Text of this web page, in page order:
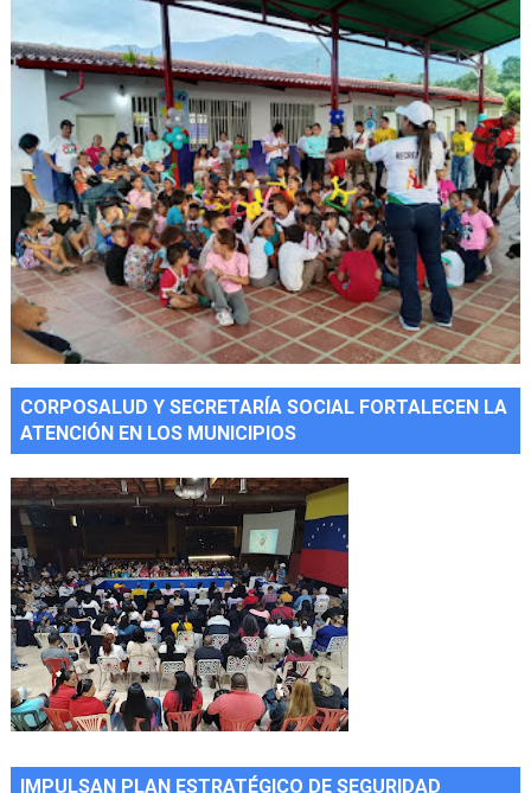
CORPOSALUD Y SECRETARÍA SOCIAL FORTALECEN LA
ATENCIÓN EN LOS MUNICIPIOS
IMPULSAN PLAN ESTRATÉGICO DE SEGURIDAD